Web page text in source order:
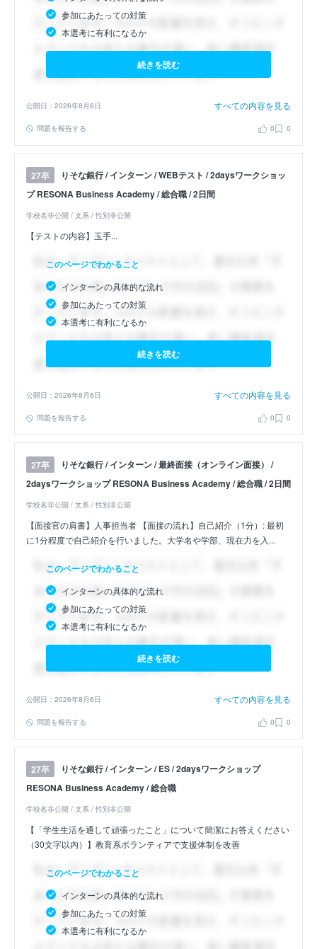
参加にあたっての対策
本選考に有利になるか
続きを読む
公開日：2026年8月6日 すべての内容を見る
問題を報告する 0 0
27卒
りそな銀行 / インターン / WEBテスト / 2daysワークショッ
プ RESONA Business Academy / 総合職 / 2日間
学校名非公開 / 文系 / 性別非公開
【テストの内容】玉手...
このページでわかること
インターンの具体的な流れ
参加にあたっての対策
本選考に有利になるか
続きを読む
公開日：2026年8月6日 すべての内容を見る
問題を報告する 0 0
27卒
りそな銀行 / インターン / 最終面接（オンライン面接） /
2daysワークショップ RESONA Business Academy / 総合職 / 2日間
学校名非公開 / 文系 / 性別非公開
【面接官の肩書】人事担当者 【面接の流れ】自己紹介（1分）: 最初
に1分程度で自己紹介を行いました。大学名や学部、現在力を入...
このページでわかること
インターンの具体的な流れ
参加にあたっての対策
本選考に有利になるか
続きを読む
公開日：2026年8月6日 すべての内容を見る
問題を報告する 0 0
27卒
りそな銀行 / インターン / ES / 2daysワークショップ
RESONA Business Academy / 総合職
学校名非公開 / 文系 / 性別非公開
【「学生生活を通して頑張ったこと」について簡潔にお答えください
（30文字以内）】教育系ボランティアで支援体制を改善
このページでわかること
インターンの具体的な流れ
参加にあたっての対策
本選考に有利になるか